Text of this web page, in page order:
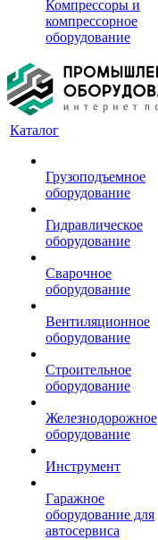
Компрессоры и
компрессорное
оборудование
Каталог
Грузоподъемное
оборудование
Гидравлическое
оборудование
Сварочное
оборудование
Вентиляционное
оборудование
Строительное
оборудование
Железнодорожное
оборудование
Инструмент
Гаражное
оборудование для
автосервиса